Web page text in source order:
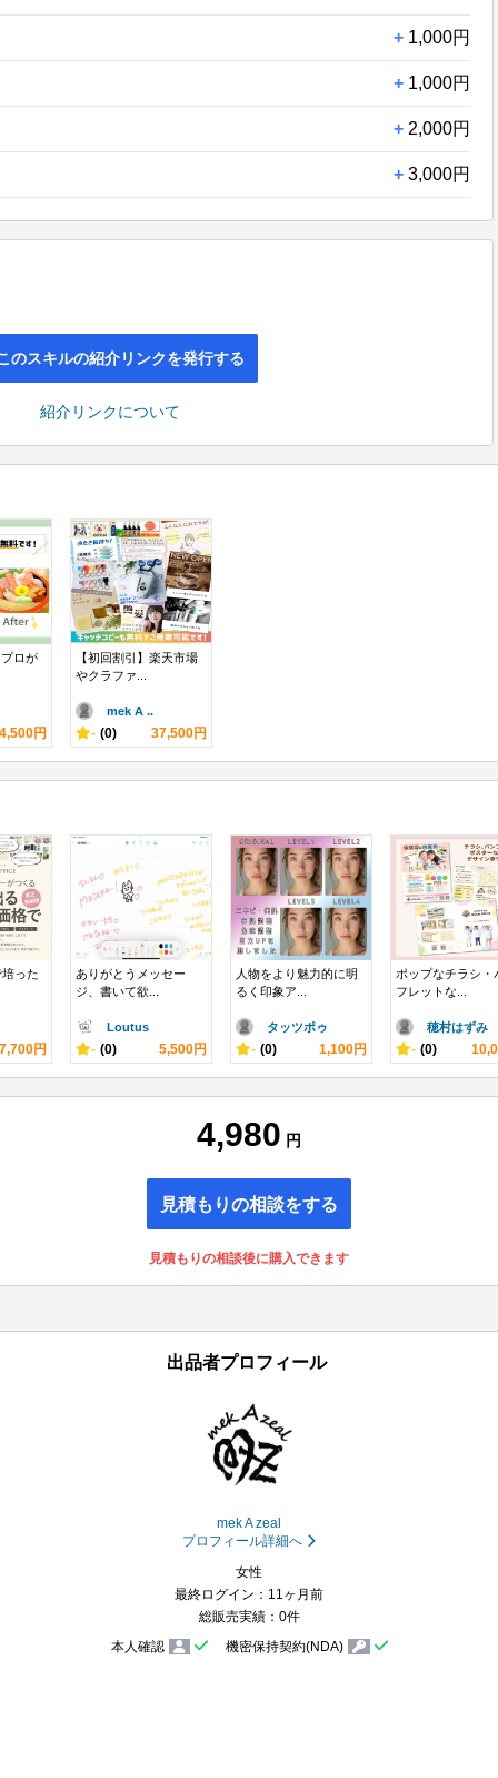
+ 1,000円
+ 1,000円
+ 2,000円
+ 3,000円
のスキルの紹介リンクを発行する
紹介リンクについて
ロが
4,500円
【初回割引】楽天市場
やクラファ...
mek A ..
- (0) 37,500円
った
7,700円
ありがとうメッセー
ジ、書いて欲...
Loutus
- (0) 5,500円
人物をより魅力的に明
るく印象ア...
タッツポゥ
- (0) 1,100円
ポップなチラシ・
フレットな...
穂村はずみ
- (0)
4,980 円
見積もりの相談をする
見積もりの相談後に購入できます
出品者プロフィール
mek A zeal
プロフィール詳細へ
女性
最終ログイン：11ヶ月前
総販売実績：0件
本人確認
機密保持契約(NDA)